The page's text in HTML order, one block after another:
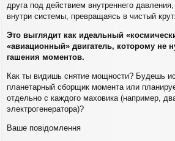
друга под действием внутреннего
внутри системы, превращаясь в чистый
Это выглядит как идеальный
«авиационный» двигатель, которому не
гашения моментов.
Как ты видишь снятие мощности? Будешь
планетарный сборщик момента или
отдельно с каждого маховика (например,
электрогенератора)?
Ваше повідомлення